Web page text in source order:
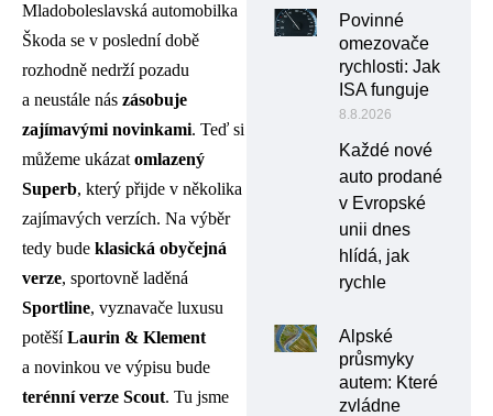
Mladoboleslavská automobilka
Škoda se v poslední době
rozhodně nedrží pozadu
a neustále nás zásobuje
zajímavými novinkami. Teď si
můžeme ukázat omlazený
Superb, který přijde v několika
zajímavých verzích. Na výběr
tedy bude klasická obyčejná
verze, sportovně laděná
Sportline, vyznavače luxusu
potěšíLaurin & Klement
a novinkou ve výpisu bude
terénní verze Scout. Tu jsme
Povinné
omezovače
rychlosti: Jak
ISA funguje
8.8.2026
Každé nové
auto prodané
v Evropské
unii dnes
hlídá, jak
rychle
Alpské
průsmyky
autem: Které
zvládne